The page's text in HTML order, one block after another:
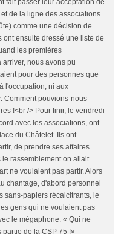
fait passer leur acceptation de
de la ligne des associations
comme une décision de
ont ensuite dressé une liste de
les premières
nous avons pu
pour des personnes que
l'occupation, ni aux
Comment pouvions-nous
!<br /> Pour finir, le vendredi
avec les associations, ont
du Châtelet. Ils ont
de prendre ses affaires.
le rassemblement on allait
ne voulaient pas partir. Alors
chantage, d'abord personnel
sans-papiers récalcitrants, le
gens qui ne voulaient pas
le mégaphone: « Qui ne
partie de la CSP 75 !»